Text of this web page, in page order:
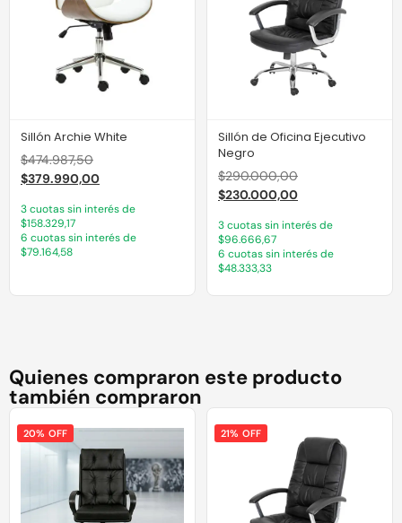
Sillón Archie White
$474.987,50
$379.990,00
3 cuotas sin interés de
$158.329,17
6 cuotas sin interés de
$79.164,58
Sillón de Oficina Ejecutivo
Negro
$290.000,00
$230.000,00
3 cuotas sin interés de
$96.666,67
6 cuotas sin interés de
$48.333,33
Quienes compraron este producto
también compraron
20% OFF 21% OFF